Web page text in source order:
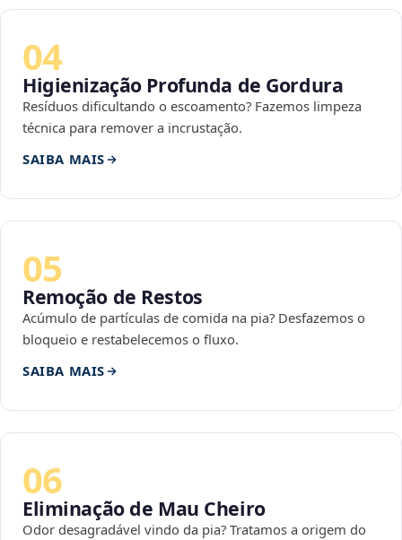
04
Higienização Profunda de Gordura
Resíduos dificultando o escoamento? Fazemos limpeza
técnica para remover a incrustação.
SAIBA MAIS
05
Remoção de Restos
Acúmulo de partículas de comida na pia? Desfazemos o
bloqueio e restabelecemos o fluxo.
SAIBA MAIS
06
Eliminação de Mau Cheiro
Odor desagradável vindo da pia? Tratamos a origem do